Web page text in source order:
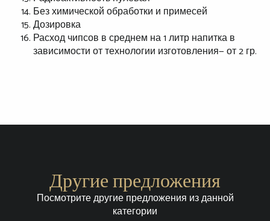
Без химической обработки и примесей
Дозировка
Расход чипсов в среднем на 1 литр напитка в
зависимости от технологии изготовления— от 2 гр.
Другие предложения
Посмотрите другие предложения из данной
категории